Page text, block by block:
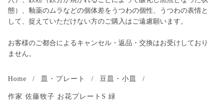
態）、釉薬のムラなどの個体差をうつわの個性、うつわの表情と
して、捉えていただけない方のご購入はご遠慮願います。
お客様のご都合によるキャンセル・返品・交換はお受けしており
ません。
Home / 皿・プレート / 豆皿・小皿 /
作家 佐藤牧子 お花プレートS 緑